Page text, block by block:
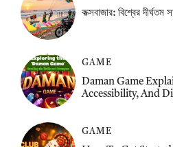
কক্সবাজার: বিশ্বের
GAME
Daman Game
Accessibility, And
GAME